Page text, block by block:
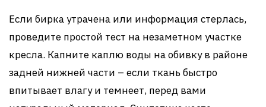
Если бирка утрачена или информация стерлась,
проведите простой тест на незаметном участке
кресла. Капните каплю воды на обивку в районе
задней нижней части – если ткань быстро
впитывает влагу и темнеет, перед вами